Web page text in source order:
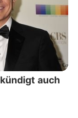
auch